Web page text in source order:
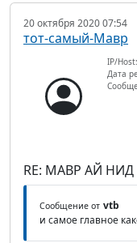
20 октября 2020 07:54
тот-самый-Мавр
IP/
Дата
RE: МАВР АЙ
Сообщение от vtb
и самое главное